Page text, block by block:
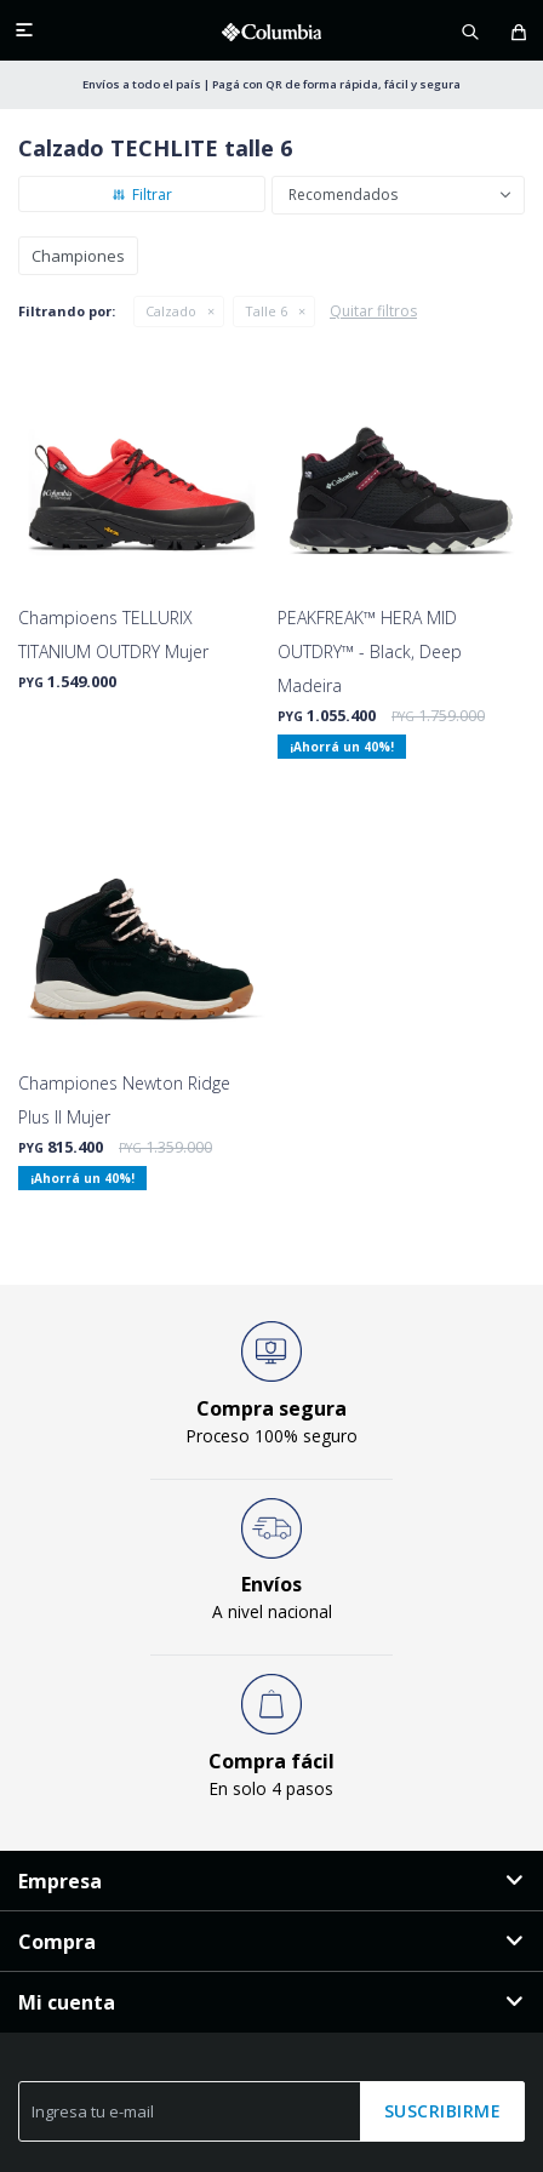

Envíos a todo el país | Pagá con QR de forma rápida, fácil y segura
Calzado TECHLITE talle 6
Recomendados
Championes
Filtrando por: Calzado Talle 6 Quitar filtros
Champioens TELLURIX
TITANIUM OUTDRY Mujer
PYG 1.549.000
PEAKFREAK™ HERA MID
OUTDRY™ - Black, Deep
Madeira
PYG 1.055.400 PYG 1.759.000
40
Championes Newton Ridge
Plus II Mujer
PYG 815.400 PYG 1.359.000
40
Compra segura
Proceso 100% seguro
Envíos
A nivel nacional
Compra fácil
En solo 4 pasos
SUSCRIBIRME
Empresa
Compra
Mi cuenta